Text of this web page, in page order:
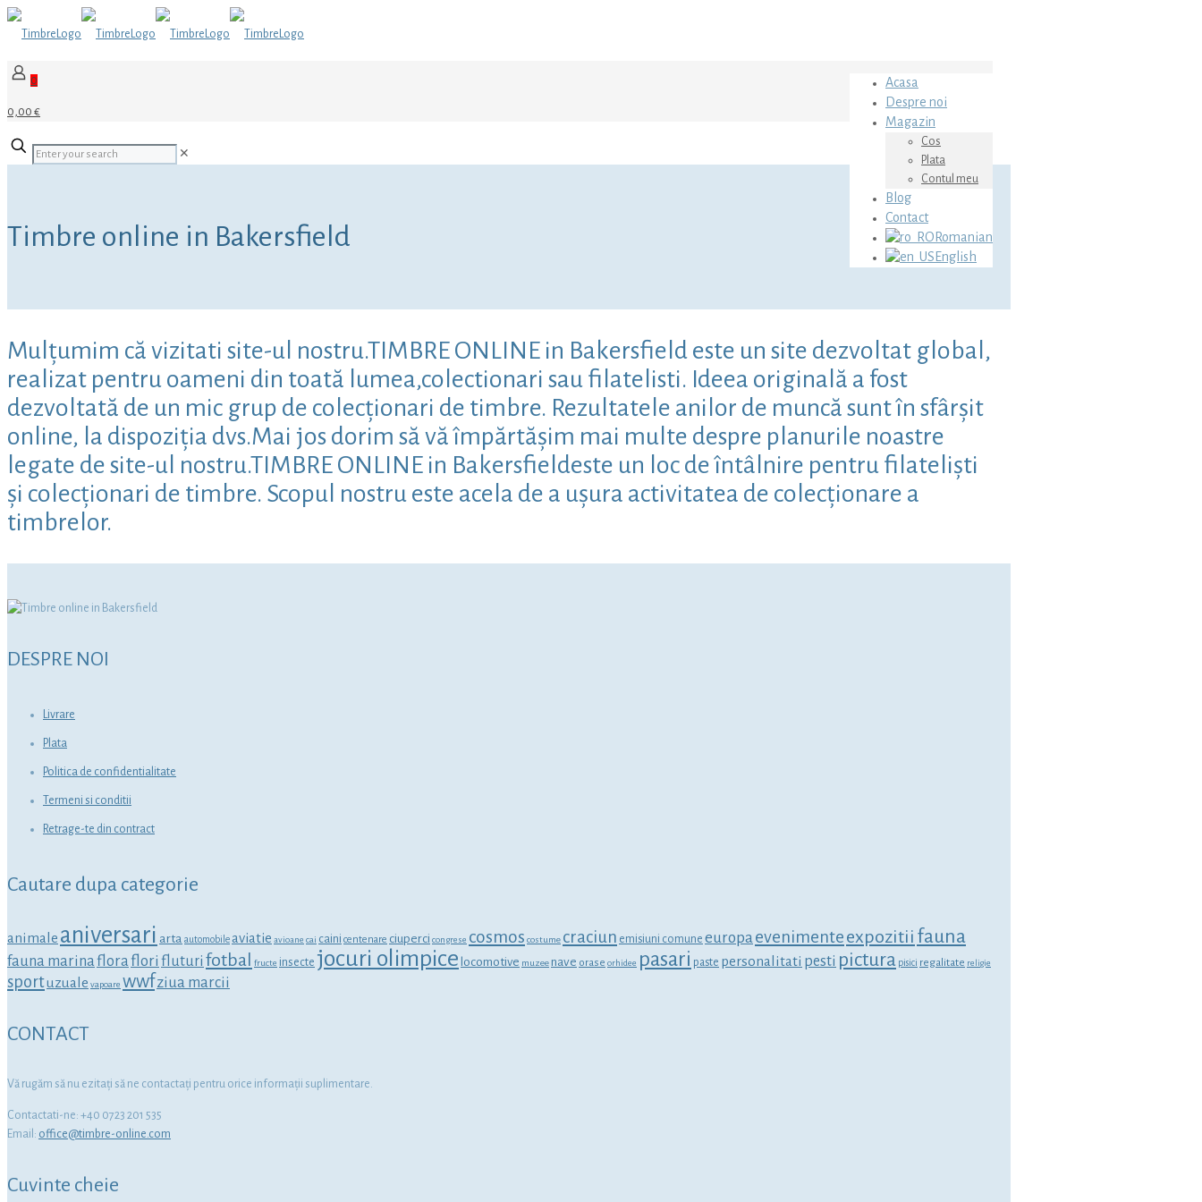
Acasa
Despre noi
Magazin
Cos
Plata
Contul meu
Blog
Contact
Romanian
English
0
0,00 €
✕
Timbre online in Bakersfield
Mulțumim că vizitati site-ul nostru.TIMBRE ONLINE in Bakersfield este un site dezvoltat global,
realizat pentru oameni din toată lumea,colectionari sau filatelisti. Ideea originală a fost
dezvoltată de un mic grup de colecționari de timbre. Rezultatele anilor de muncă sunt în sfârșit
online, la dispoziția dvs.Mai jos dorim să vă împărtășim mai multe despre planurile noastre
legate de site-ul nostru.TIMBRE ONLINE in Bakersfieldeste un loc de întâlnire pentru filateliști
și colecționari de timbre. Scopul nostru este acela de a ușura activitatea de colecționare a
timbrelor.
DESPRE NOI
Livrare
Plata
Politica de confidentialitate
Termeni si conditii
Retrage-te din contract
Cautare dupa categorie
animale aniversari arta automobile aviatie avioane cai caini centenare ciuperci congrese cosmos costume craciun emisiuni comune europa evenimenteexpozitii fauna
fauna marinafloraflori fluturi fotbal fructe insecte jocuri olimpice locomotive muzeenave orase orhidee pasari paste personalitati pesti pictura pisici regalitate religie
sportuzuale vapoare wwfziua marcii
CONTACT
Vă rugăm să nu ezitaţi să ne contactaţi pentru orice informaţii suplimentare.
Contactati-ne: +40 0723 201 535
Email: office@timbre-online.com
Cuvinte cheie